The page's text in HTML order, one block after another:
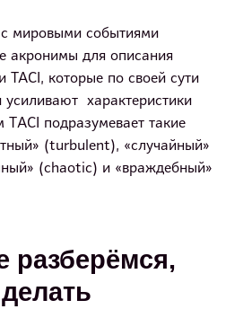
с мировыми событиями
акронимы для описания
TACI, которые по своей сути
усиливают характеристики
подразумевает такие
(turbulent), «случайный»
(chaotic) и «враждебный»
разберёмся,